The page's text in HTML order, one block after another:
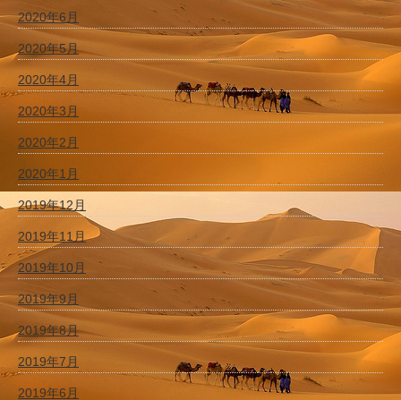
2020年6月
2020年5月
2020年4月
2020年3月
2020年2月
2020年1月
2019年12月
2019年11月
2019年10月
2019年9月
2019年8月
2019年7月
2019年6月